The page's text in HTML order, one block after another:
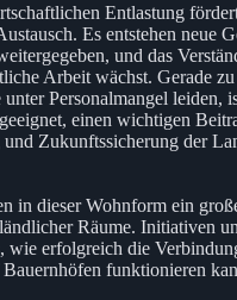
Entlastung
Es entstehen neue
und das
Arbeit wächst. Gerade
unter Personalmangel leiden,
einen wichtigen
und Zukunftssicherung der
in dieser Wohnform ein
Räume. Initiativen
wie erfolgreich die
funktionieren